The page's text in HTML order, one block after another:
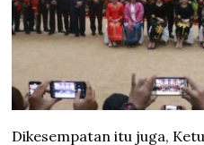
Dikesempatan itu juga,